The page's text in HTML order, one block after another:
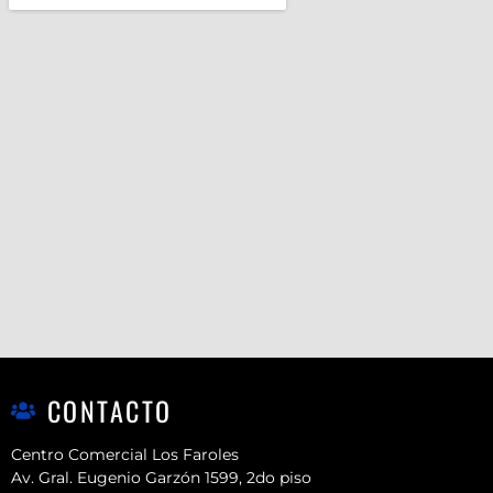
CONTACTO
Centro Comercial Los Faroles
Av. Gral. Eugenio Garzón 1599, 2do piso